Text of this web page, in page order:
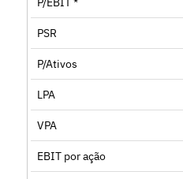
PSR
P/Ativos
LPA
VPA
EBIT por ação